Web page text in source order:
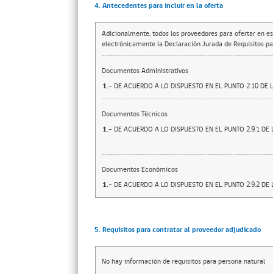
4. Antecedentes para incluir en la oferta
Adicionalmente, todos los proveedores para ofertar en
electrónicamente la Declaración Jurada de Requisitos
Documentos Administrativos
1.- DE ACUERDO A LO DISPUESTO EN EL PUNTO 2.10 DE
Documentos Técnicos
1.- DE ACUERDO A LO DISPUESTO EN EL PUNTO 2.9.1
Documentos Económicos
1.- DE ACUERDO A LO DISPUESTO EN EL PUNTO 2.9.2
5. Requisitos para contratar al proveedor adjudicado
No hay información de requisitos para persona natural